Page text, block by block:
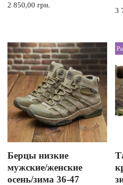
2 850,00 грн.
3
Берцы низкие
мужские/женские
осень/зима 36-47